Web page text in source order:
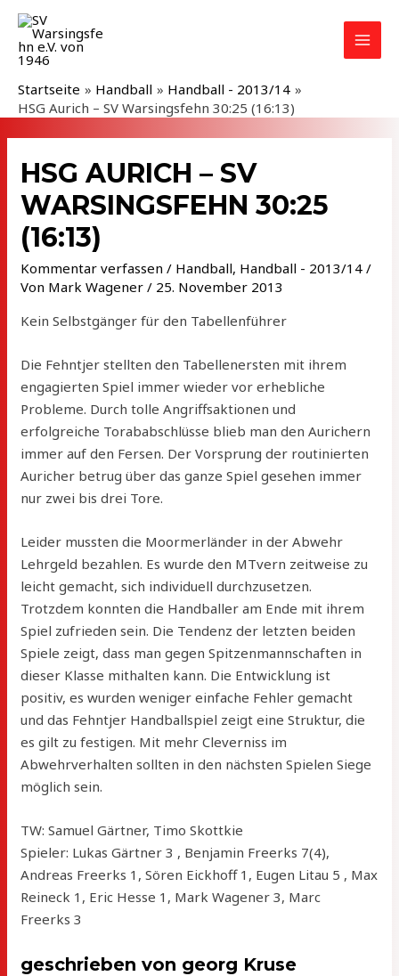
Zum
Inhalt
springen
Startseite Handball
Handball - 2013/14
HSG Aurich – SV Warsingsfehn 30:25 (16:13)
HSG AURICH – SV
WARSINGSFEHN 30:25
(16:13)
Kommentar verfassen / Handball, Handball - 2013/14 /
Von Mark Wagener / 25. November 2013
Kein Selbstgänger für den Tabellenführer
Die Fehntjer stellten den Tabellenersten mit ihrem
engagierten Spiel immer wieder vor erhebliche
Probleme. Durch tolle Angriffsaktionen und
erfolgreiche Torababschlüsse blieb man den Aurichern
immer auf den Fersen. Der Vorsprung der routinierten
Auricher betrug über das ganze Spiel gesehen immer
nur zwei bis drei Tore.
Leider mussten die Moormerländer in der Abwehr
Lehrgeld bezahlen. Es wurde den MTvern zeitweise zu
leicht gemacht, sich individuell durchzusetzen.
Trotzdem konnten die Handballer am Ende mit ihrem
Spiel zufrieden sein. Die Tendenz der letzten beiden
Spiele zeigt, dass man gegen Spitzenmannschaften in
dieser Klasse mithalten kann. Die Entwicklung ist
positiv, es wurden weniger einfache Fehler gemacht
und das Fehntjer Handballspiel zeigt eine Struktur, die
es gilt zu festigen. Mit mehr Cleverniss im
Abwehrverhalten sollten in den nächsten Spielen Siege
möglich sein.
TW: Samuel Gärtner, Timo Skottkie
Spieler: Lukas Gärtner 3 , Benjamin Freerks 7(4),
Andreas Freerks 1, Sören Eickhoff 1, Eugen Litau 5 , Max
Reineck 1, Eric Hesse 1, Mark Wagener 3, Marc
Freerks 3
geschrieben von georg Kruse